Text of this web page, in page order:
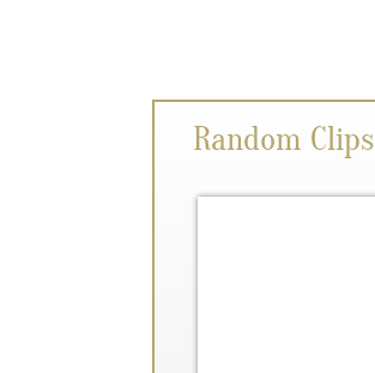
Random Clips